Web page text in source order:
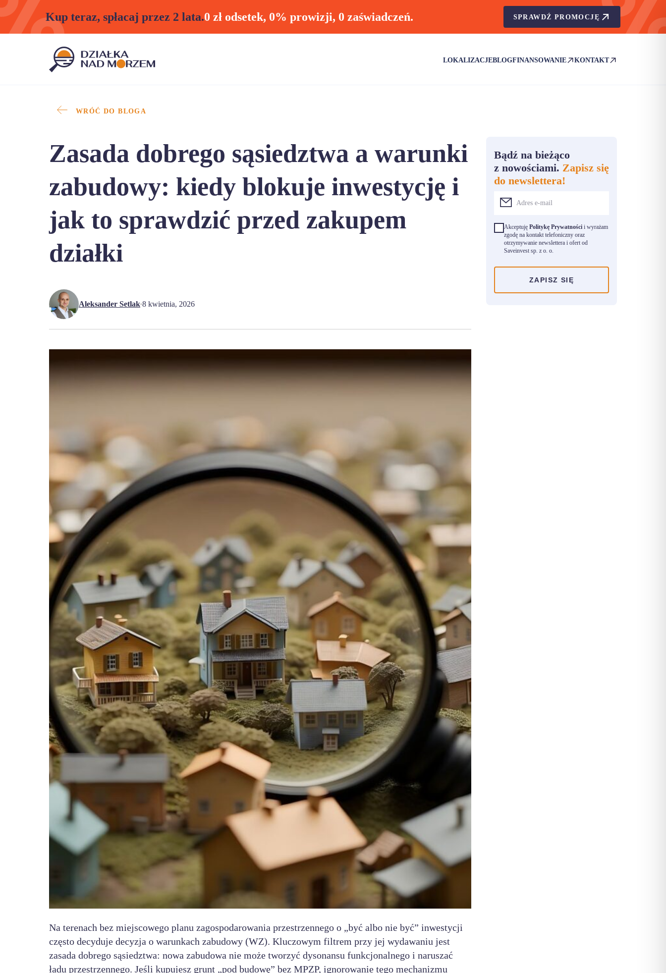
Kup teraz, spłacaj przez 2 lata.0 zł odsetek, 0% prowizji, 0 zaświadczeń. SPRAWDŹ PROMOCJĘ
LOKALIZACJEBLOGFINANSOWANIE
(OTWIERA SIĘ W NOWEJ KARCIE)
KONTAKT
(OTWIERA SIĘ W NOWEJ
WRÓĆ DO BLOGA
Zasada dobrego sąsiedztwa a warunki
zabudowy: kiedy blokuje inwestycję i
jak to sprawdzić przed zakupem
działki
Aleksander Setlak 8 kwietnia, 2026
Na terenach bez miejscowego planu zagospodarowania przestrzennego o „być albo nie być” inwestycji
często decyduje decyzja o warunkach zabudowy (WZ). Kluczowym filtrem przy jej wydawaniu jest
zasada dobrego sąsiedztwa: nowa zabudowa nie może tworzyć dysonansu funkcjonalnego i naruszać
ładu przestrzennego. Jeśli kupujesz grunt „pod budowę” bez MPZP, ignorowanie tego mechanizmu
Bądź na bieżąco
z nowościami. Zapisz się
do newslettera!
Akceptuję Politykę Prywatności i wyrażam
zgodę na kontakt telefoniczny oraz
otrzymywanie newslettera i ofert od
Saveinvest sp. z o. o.